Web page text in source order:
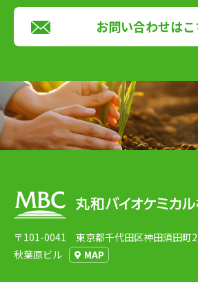
お問い合わせはこ
〒101-0041 東京都千代田区神田須田町
秋葉原ビル
MAP